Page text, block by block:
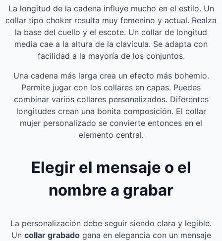
La longitud de la cadena influye mucho en el estilo. Un
collar tipo choker resulta muy femenino y actual. Realza
la base del cuello y el escote. Un collar de longitud
media cae a la altura de la clavícula. Se adapta con
facilidad a la mayoría de los conjuntos.
Una cadena más larga crea un efecto más bohemio.
Permite jugar con los collares en capas. Puedes
combinar varios collares personalizados. Diferentes
longitudes crean una bonita composición. El collar
mujer personalizado se convierte entonces en el
elemento central.
Elegir el mensaje o el
nombre a grabar
La personalización debe seguir siendo clara y legible.
Un collar grabadogana en elegancia con un mensaje